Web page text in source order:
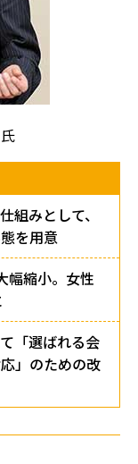
組みとして、
を用意
幅縮小。女性
「選ばれる会
」のための改